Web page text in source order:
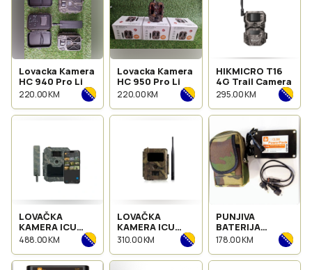
Lovacka Kamera
HC 940 Pro Li
220.00 KM
Lovacka Kamera
HC 950 Pro Li
220.00 KM
HIKMICRO T16
4G Trail Camera
295.00 KM
LOVAČKA
KAMERA ICU
CLOM CAM 6
488.00 KM
LOVAČKA
KAMERA ICU
CLOM EASY
310.00 KM
PUNJIVA
BATERIJA
VANJSKA
KAMERE ICU
178.00 KM